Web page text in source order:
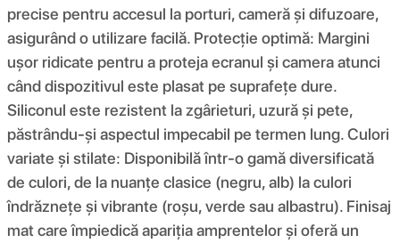
precise pentru accesul la porturi, cameră și difuzoare,
asigurând o utilizare facilă. Protecție optimă: Margini
ușor ridicate pentru a proteja ecranul și camera atunci
când dispozitivul este plasat pe suprafețe dure.
Siliconul este rezistent la zgârieturi, uzură și pete,
păstrându-și aspectul impecabil pe termen lung. Culori
variate și stilate: Disponibilă într-o gamă diversificată
de culori, de la nuanțe clasice (negru, alb) la culori
îndrăznețe și vibrante (roșu, verde sau albastru). Finisaj
mat care împiedică apariția amprentelor și oferă un